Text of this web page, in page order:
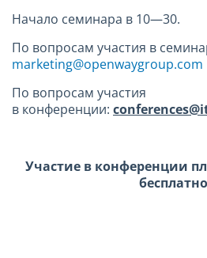
Начало семинара в 10—30.
По вопросам участия в
marketing@openwaygroup.com
По вопросам участия
в конференции: conferences@
Участие в конференции